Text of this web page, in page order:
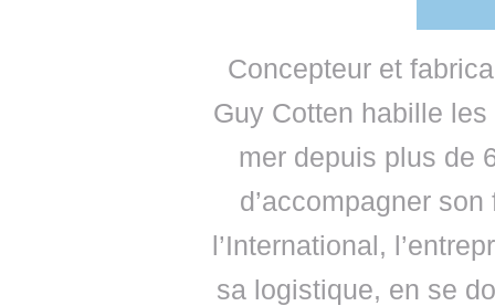
Concepteur et
Guy Cotten habille
mer depuis plus de
d’accompagner
l’International,
sa logistique, en se